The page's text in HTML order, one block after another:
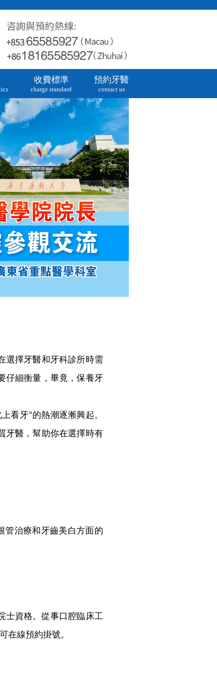
收費標準
charge standard
預約牙醫
contact us
選擇牙醫和牙科診所時需
仔細衡量，畢竟，保養牙
上看牙”的熱潮逐漸興起。
牙醫，幫助你在選擇時有
管治療和牙齒美白方面的
士資格。從事口腔臨床工
在線預約掛號。